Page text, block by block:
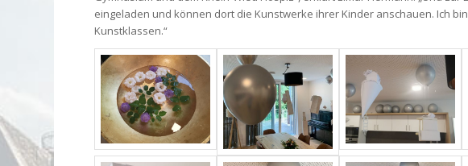
eingeladen und können dort die Kunstwerke ihrer Kinder anschauen. Ich
Kunstklassen.“